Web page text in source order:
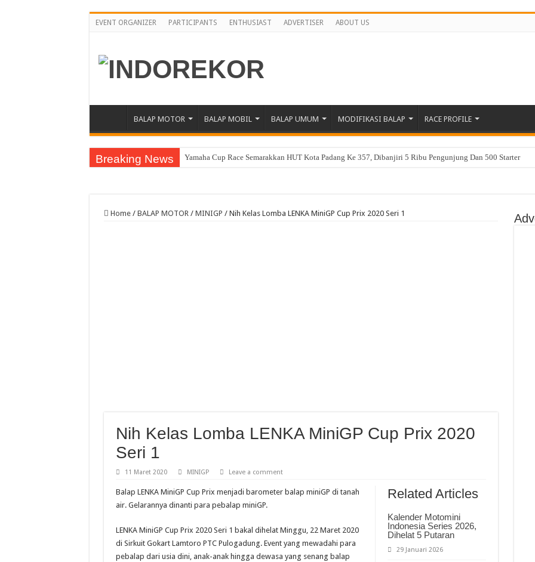
EVENT ORGANIZER PARTICIPANTS ENTHUSIAST ADVERTISER ABOUT US
BALAP MOTOR BALAP MOBIL BALAP UMUM MODIFIKASI BALAP RACE PROFILE
Breaking News Yamaha Cup Race Semarakkan HUT Kota Padang Ke 357, Dibanjiri 5 Ribu Pengunjung Dan 500 Starter
Abimanyu Juara Race 1 Thailand Talent Cup Buriram Thailand
Home / BALAP MOTOR / MINIGP / Nih Kelas Lomba LENKA MiniGP Cup Prix 2020 Seri 1
Nih Kelas Lomba LENKA MiniGP Cup Prix 2020
Seri 1
11 Maret 2020 MINIGP Leave a comment
Related Articles
Kalender Motomini
Indonesia Series 2026,
Dihelat 5 Putaran
29 Januari 2026
Balap LENKA MiniGP Cup Prix menjadi barometer balap miniGP di tanah
air. Gelarannya dinanti para pebalap miniGP.
LENKA MiniGP Cup Prix 2020 Seri 1 bakal dihelat Minggu, 22 Maret 2020
di Sirkuit Gokart Lamtoro PTC Pulogadung. Event yang mewadahi para
pebalap dari usia dini, anak-anak hingga dewasa yang senang balap